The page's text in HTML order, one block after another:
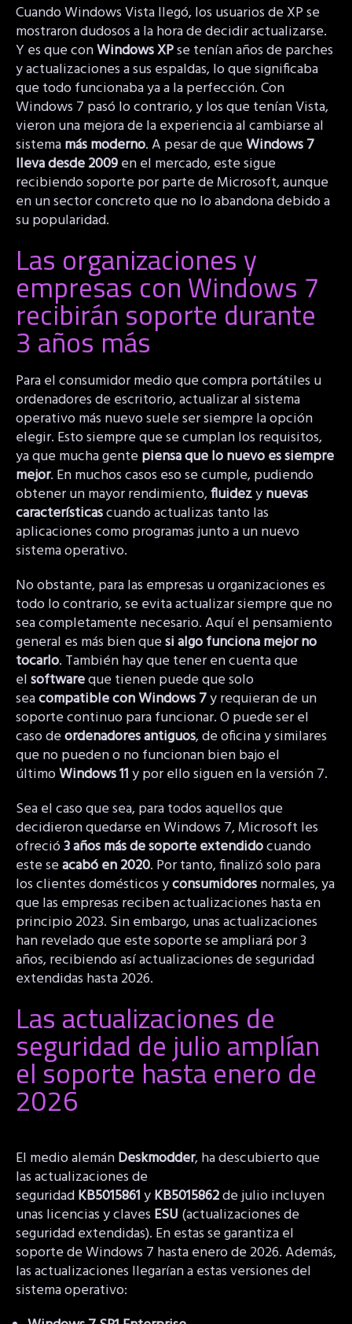
Cuando Windows Vista llegó, los usuarios de XP se
mostraron dudosos a la hora de decidir actualizarse.
Y es que conWindows XPse tenían años de parches
y actualizaciones a sus espaldas, lo que significaba
que todo funcionaba ya a la perfección. Con
Windows 7 pasó lo contrario, y los que tenían Vista,
vieron una mejora de la experiencia al cambiarse al
sistemamás moderno. A pesar de queWindows 7
lleva desde 2009en el mercado, este sigue
recibiendo soporte por parte de Microsoft, aunque
en un sector concreto que no lo abandona debido a
su popularidad.
Las organizaciones y
empresas con Windows 7
recibirán soporte durante
3 años más
Para el consumidor medio que compra portátiles u
ordenadores de escritorio, actualizar al sistema
operativo más nuevo suele ser siempre la opción
elegir. Esto siempre que se cumplan los requisitos,
ya que mucha gentepiensa que lo nuevo es siempre
mejor. En muchos casos eso se cumple, pudiendo
obtener un mayor rendimiento,fluidezynuevas
característicascuando actualizas tanto las
aplicaciones como programas junto a un nuevo
sistema operativo.
No obstante, para las empresas u organizaciones es
todo lo contrario, se evita actualizar siempre que no
sea completamente necesario. Aquí el pensamiento
general es más bien quesi algo funciona mejor no
tocarlo. También hay que tener en cuenta que
elsoftwareque tienen puede que solo
seacompatible con Windows 7y requieran de un
soporte continuo para funcionar. O puede ser el
caso deordenadores antiguos, de oficina y similares
que no pueden o no funcionan bien bajo el
últimoWindows 11y por ello siguen en la versión 7.
Sea el caso que sea, para todos aquellos que
decidieron quedarse en Windows 7, Microsoft les
ofreció3 años más de soporte extendidocuando
este seacabó en 2020. Por tanto, finalizó solo para
los clientes domésticos yconsumidoresnormales, ya
que las empresas reciben actualizaciones hasta en
principio 2023. Sin embargo, unas actualizaciones
han revelado que este soporte se ampliará por 3
años, recibiendo así actualizaciones de seguridad
extendidas hasta 2026.
Las actualizaciones de
seguridad de julio amplían
el soporte hasta enero de
2026
El medio alemánDeskmodder, ha descubierto que
las actualizaciones de
seguridadKB5015861yKB5015862de julio incluyen
unas licencias y claves ESU (actualizaciones de
seguridad extendidas). En estas se garantiza el
soporte de Windows 7 hasta enero de 2026. Además,
las actualizaciones llegarían a estas versiones del
sistema operativo: